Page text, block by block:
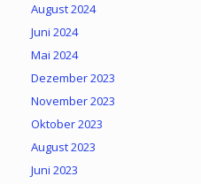
August 2024
Juni 2024
Mai 2024
Dezember 2023
November 2023
Oktober 2023
August 2023
Juni 2023